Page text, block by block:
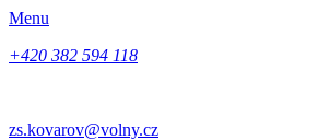
Menu
+420 382 594 118
zs.kovarov@volny.cz